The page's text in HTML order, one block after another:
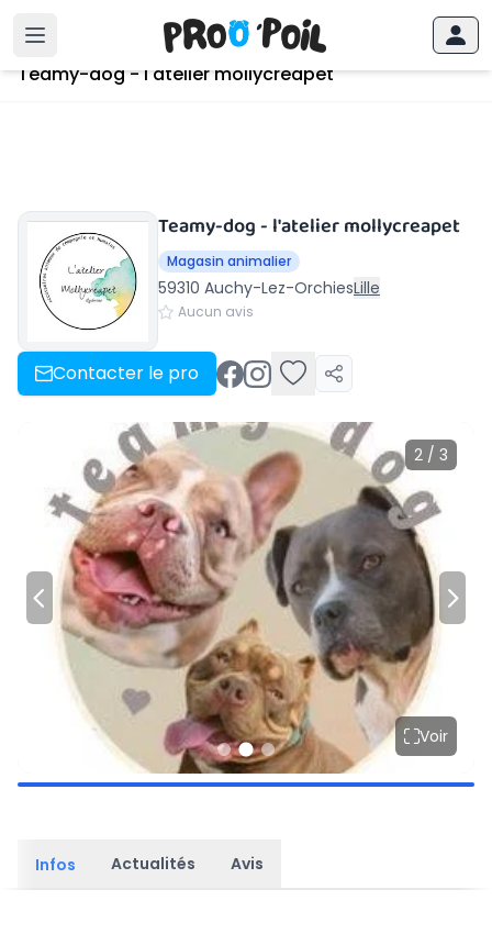
Accueil Auchy-Lez-Orchies› Teamy-dog - l'atelier mollycreapet
Teamy-dog - l'atelier mollycreapet
Teamy-dog - l'atelier mollycreapet
Magasin animalier
59310 Auchy-Lez-OrchiesLille
Aucun avis
Contacter le pro
2 / 3
Voir
Infos Actualités Avis